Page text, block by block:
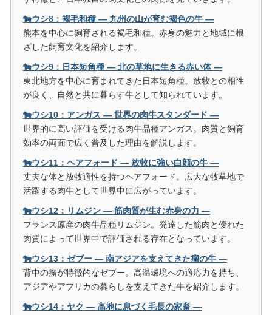
🐄ウシ8：褐毛和種 ― 九州の山が育む褐色の牛 ―
熊本を中心に飼育される褐毛和種。赤身の魅力と地域に根
ざした飼育文化を紹介します。
🐄ウシ9：日本短角種 ― 北の草地に生きる赤い体 ―
東北地方を中心に育まれてきた日本短角種。放牧との相性
が良く、自然と共に暮らす牛として知られています。
🐄ウシ10：アンガス ― 世界の肉牛スタンダード ―
世界的に高い評価を受ける肉牛品種アンガス。肉質と飼育
効率の両面で広く普及した理由を解説します。
🐄ウシ11：ヘアフォード ― 放牧に強い白顔の牛 ―
丈夫な体と放牧適性を持つヘアフォード。広大な牧草地で
活躍する肉牛として世界中に広がっています。
🐄ウシ12：リムジン ― 筋肉質が生む赤身の力 ―
フランス原産の肉牛品種リムジン。発達した筋肉と優れた
肉質によって世界中で評価される存在となっています。
🐄ウシ13：ゼブー ― 南アジアを支えてきた瘤の牛 ―
背中の瘤が特徴的なゼブー。高温環境への適応力を持ち、
アジアやアフリカの暮らしを支えてきた牛を紹介します。
🐄ウシ14：ヤク ― 高地に息づく毛長の家畜 ―